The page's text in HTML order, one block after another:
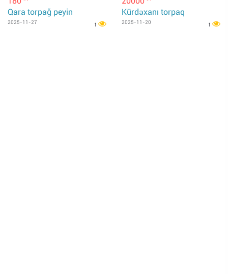
Qara torpağ peyin
2025-11-27 1
Kürdəxanı torpaq
2025-11-20 1